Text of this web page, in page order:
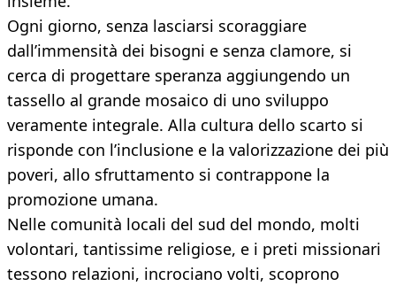
Ogni giorno, senza lasciarsi scoraggiare
dall’immensità dei bisogni e senza clamore, si
cerca di progettare speranza aggiungendo un
tassello al grande mosaico di uno sviluppo
veramente integrale. Alla cultura dello scarto si
risponde con l’inclusione e la valorizzazione dei più
poveri, allo sfruttamento si contrappone la
promozione umana.
Nelle comunità locali del sud del mondo, molti
volontari, tantissime religiose, e i preti missionari
tessono relazioni, incrociano volti, scoprono